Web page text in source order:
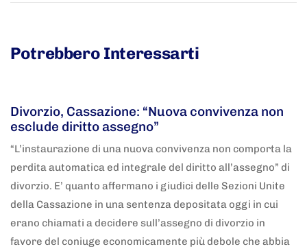
Potrebbero Interessarti
Divorzio, Cassazione: “Nuova convivenza non
esclude diritto assegno”
“L’instaurazione di una nuova convivenza non comporta la
perdita automatica ed integrale del diritto all’assegno” di
divorzio. E’ quanto affermano i giudici delle Sezioni Unite
della Cassazione in una sentenza depositata oggi in cui
erano chiamati a decidere sull’assegno di divorzio in
favore del coniuge economicamente più debole che abbia